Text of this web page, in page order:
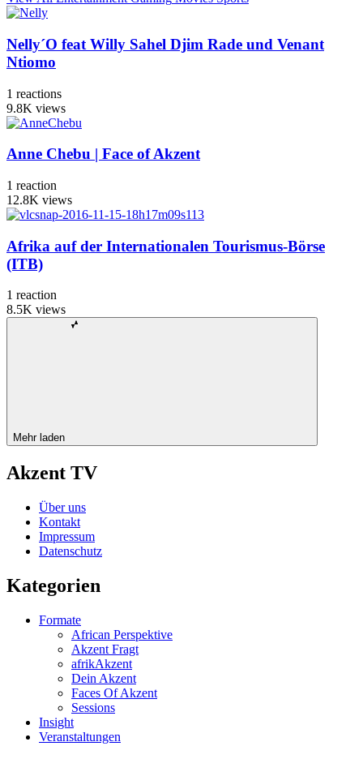
Nelly´O feat Willy Sahel Djim Rade und Venant
Ntiomo
1 reactions
9.8K views
Anne Chebu | Face of Akzent
1 reaction
12.8K views
Afrika auf der Internationalen Tourismus-Börse
(ITB)
1 reaction
8.5K views
Mehr laden
Akzent TV
Über uns
Kontakt
Impressum
Datenschutz
Kategorien
Formate
African Perspektive
Akzent Fragt
afrikAkzent
Dein Akzent
Faces Of Akzent
Sessions
Insight
Veranstaltungen